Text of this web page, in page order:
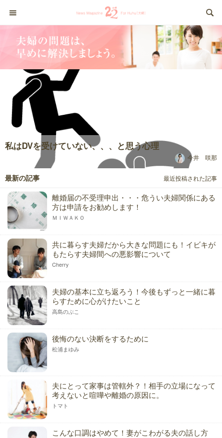
私はDVを受けていない、、、と思う心理
今井 咲那
最新の記事 最近投稿された記事
離婚届の不受理申出・・・危うい夫婦関係にある
方は申請をお勧めします！
ＭＩＷＡＫＯ
共に暮らす夫婦だから大きな問題にも！イビキが
もたらす夫婦間への悪影響について
Cherry
夫婦の基本に立ち返ろう！今後もずっと一緒に暮
らすために心がけたいこと
高島のぶこ
後悔のない決断をするために
松浦まゆみ
夫にとって家事は管轄外？！相手の立場になって
考えないと喧嘩や離婚の原因に。
トマト
こんな口調はやめて！妻がこわがる夫の話し方